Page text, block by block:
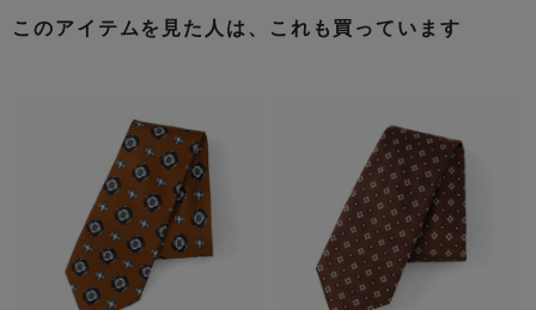
このアイテムを見た人は、これも買っています